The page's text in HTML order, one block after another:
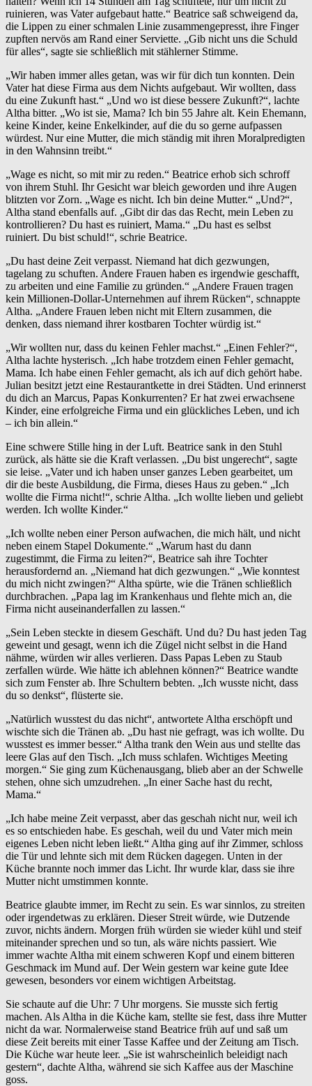
ruinieren, was Vater aufgebaut hatte.“ Beatrice saß schweigend da,
die Lippen zu einer schmalen Linie zusammengepresst, ihre Finger
zupften nervös am Rand einer Serviette. „Gib nicht uns die Schuld
für alles“, sagte sie schließlich mit stählerner Stimme.
„Wir haben immer alles getan, was wir für dich tun konnten. Dein
Vater hat diese Firma aus dem Nichts aufgebaut. Wir wollten, dass
du eine Zukunft hast.“ „Und wo ist diese bessere Zukunft?“, lachte
Altha bitter. „Wo ist sie, Mama? Ich bin 55 Jahre alt. Kein Ehemann,
keine Kinder, keine Enkelkinder, auf die du so gerne aufpassen
würdest. Nur eine Mutter, die mich ständig mit ihren Moralpredigten
in den Wahnsinn treibt.“
„Wage es nicht, so mit mir zu reden.“ Beatrice erhob sich schroff
von ihrem Stuhl. Ihr Gesicht war bleich geworden und ihre Augen
blitzten vor Zorn. „Wage es nicht. Ich bin deine Mutter.“ „Und?“,
Altha stand ebenfalls auf. „Gibt dir das das Recht, mein Leben zu
kontrollieren? Du hast es ruiniert, Mama.“ „Du hast es selbst
ruiniert. Du bist schuld!“, schrie Beatrice.
„Du hast deine Zeit verpasst. Niemand hat dich gezwungen,
tagelang zu schuften. Andere Frauen haben es irgendwie geschafft,
zu arbeiten und eine Familie zu gründen.“ „Andere Frauen tragen
kein Millionen-Dollar-Unternehmen auf ihrem Rücken“, schnappte
Altha. „Andere Frauen leben nicht mit Eltern zusammen, die
denken, dass niemand ihrer kostbaren Tochter würdig ist.“
„Wir wollten nur, dass du keinen Fehler machst.“ „Einen Fehler?“,
Altha lachte hysterisch. „Ich habe trotzdem einen Fehler gemacht,
Mama. Ich habe einen Fehler gemacht, als ich auf dich gehört habe.
Julian besitzt jetzt eine Restaurantkette in drei Städten. Und erinnerst
du dich an Marcus, Papas Konkurrenten? Er hat zwei erwachsene
Kinder, eine erfolgreiche Firma und ein glückliches Leben, und ich
– ich bin allein.“
Eine schwere Stille hing in der Luft. Beatrice sank in den Stuhl
zurück, als hätte sie die Kraft verlassen. „Du bist ungerecht“, sagte
sie leise. „Vater und ich haben unser ganzes Leben gearbeitet, um
dir die beste Ausbildung, die Firma, dieses Haus zu geben.“ „Ich
wollte die Firma nicht!“, schrie Altha. „Ich wollte lieben und geliebt
werden. Ich wollte Kinder.“
„Ich wollte neben einer Person aufwachen, die mich hält, und nicht
neben einem Stapel Dokumente.“ „Warum hast du dann
zugestimmt, die Firma zu leiten?“, Beatrice sah ihre Tochter
herausfordernd an. „Niemand hat dich gezwungen.“ „Wie konntest
du mich nicht zwingen?“ Altha spürte, wie die Tränen schließlich
durchbrachen. „Papa lag im Krankenhaus und flehte mich an, die
Firma nicht auseinanderfallen zu lassen.“
„Sein Leben steckte in diesem Geschäft. Und du? Du hast jeden Tag
geweint und gesagt, wenn ich die Zügel nicht selbst in die Hand
nähme, würden wir alles verlieren. Dass Papas Leben zu Staub
zerfallen würde. Wie hätte ich ablehnen können?“ Beatrice wandte
sich zum Fenster ab. Ihre Schultern bebten. „Ich wusste nicht, dass
du so denkst“, flüsterte sie.
„Natürlich wusstest du das nicht“, antwortete Altha erschöpft und
wischte sich die Tränen ab. „Du hast nie gefragt, was ich wollte. Du
wusstest es immer besser.“ Altha trank den Wein aus und stellte das
leere Glas auf den Tisch. „Ich muss schlafen. Wichtiges Meeting
morgen.“ Sie ging zum Küchenausgang, blieb aber an der Schwelle
stehen, ohne sich umzudrehen. „In einer Sache hast du recht,
Mama.“
„Ich habe meine Zeit verpasst, aber das geschah nicht nur, weil ich
es so entschieden habe. Es geschah, weil du und Vater mich mein
eigenes Leben nicht leben ließt.“ Altha ging auf ihr Zimmer, schloss
die Tür und lehnte sich mit dem Rücken dagegen. Unten in der
Küche brannte noch immer das Licht. Ihr wurde klar, dass sie ihre
Mutter nicht umstimmen konnte.
Beatrice glaubte immer, im Recht zu sein. Es war sinnlos, zu streiten
oder irgendetwas zu erklären. Dieser Streit würde, wie Dutzende
zuvor, nichts ändern. Morgen früh würden sie wieder kühl und steif
miteinander sprechen und so tun, als wäre nichts passiert. Wie
immer wachte Altha mit einem schweren Kopf und einem bitteren
Geschmack im Mund auf. Der Wein gestern war keine gute Idee
gewesen, besonders vor einem wichtigen Arbeitstag.
Sie schaute auf die Uhr: 7 Uhr morgens. Sie musste sich fertig
machen. Als Altha in die Küche kam, stellte sie fest, dass ihre Mutter
nicht da war. Normalerweise stand Beatrice früh auf und saß um
diese Zeit bereits mit einer Tasse Kaffee und der Zeitung am Tisch.
Die Küche war heute leer. „Sie ist wahrscheinlich beleidigt nach
gestern“, dachte Altha, während sie sich Kaffee aus der Maschine
goss.